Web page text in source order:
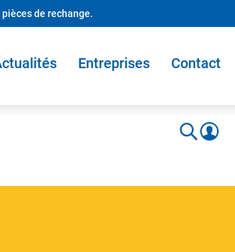
de rechange.
Entreprises Contact